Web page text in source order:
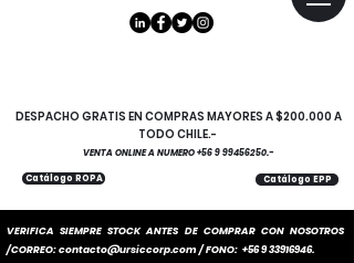
VERIFICA SIEMPRE STOCK ANTES DE COMPRAR CON NOSOTROS
/CORREO:contacto@ursiccorp.com/ FONO: +56 9 33916946.
Catálogo EPP
Catálogo ROPA
DESPACHO GRATIS EN COMPRAS MAYORES A $200.000 A
TODO CHILE.-
VENTA ONLINE A NUMERO+56 9 99456250.-